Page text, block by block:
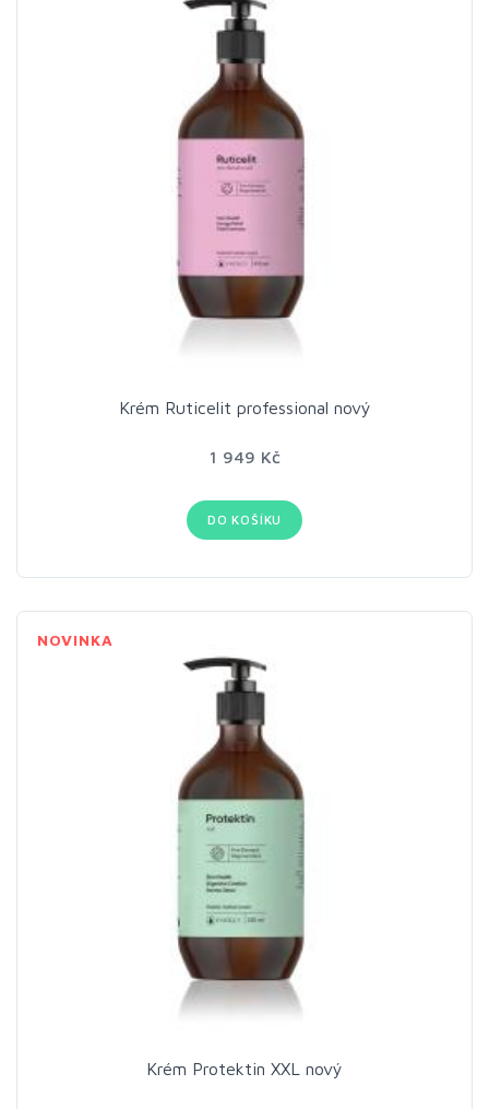
Krém Ruticelit professional nový
1 949 Kč
DO KOŠÍKU
NOVINKA
Krém Protektin XXL nový